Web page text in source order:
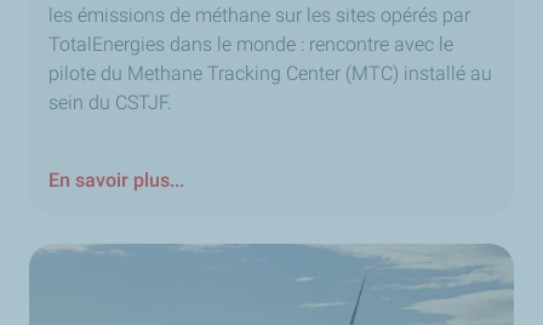
En quoi est-ce stratégique pour la compagnie ?
Sans les données Métocéan, on avance un peu à
l'aveugle, ce qui peut impliquer des coûts assez
ou au présent.
Une idée reçue sur ton métier ?
Je ne suis pas une grenouille, je ne vais pas pouvoir
vous donner le temps qu’il va faire demain ou après-
les émissions de méthane sur les sites opérés par
TotalEnergies dans le monde : rencontre avec le
pilote du Methane Tracking Center (MTC) installé au
sein du CSTJF.
En savoir plus...